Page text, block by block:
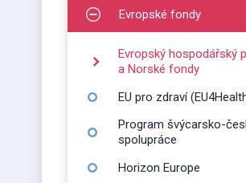
Zobrazit podmenu pro
Evropské fondy
Evropský hospodářský
a Norské fondy
EU pro zdraví
Program švýcarsko-
spolupráce
Horizon Europe